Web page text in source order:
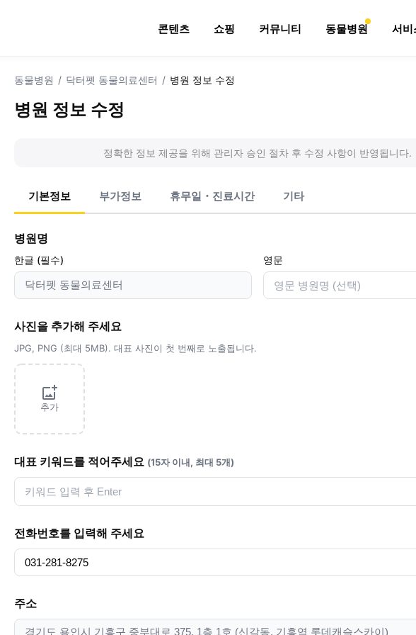
콘텐츠 쇼핑 커뮤니티 동물병원 서비
동물병원 / 닥터펫 동물의료센터 / 병원 정보 수정
병원 정보 수정
정확한 정보 제공을 위해 관리자 승인 절차 후 수정 사항이 반영됩니다.
기본정보 부가정보 휴무일・진료시간 기타
병원명
한글 (필수) 영문
사진을 추가해 주세요
JPG, PNG (최대 5MB). 대표 사진이 첫 번째로 노출됩니다.
추가
대표 키워드를 적어주세요 (15자 이내, 최대 5개)
전화번호를 입력해 주세요
주소